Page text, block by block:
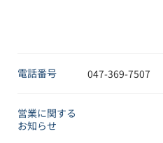
電話番号 047-369-7507
営業に関する
お知らせ